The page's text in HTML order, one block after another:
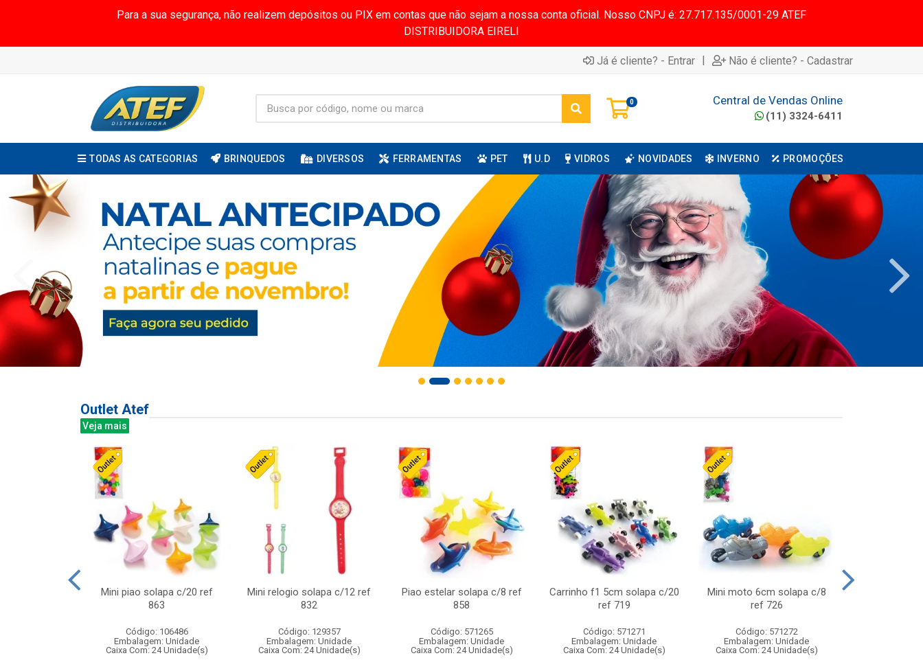
Para a sua segurança, não realizem depósitos ou PIX em contas que não sejam a nossa conta oficial. Nosso CNPJ é: 27.717.135/0001-29 ATEF
DISTRIBUIDORA EIRELI
Já é cliente? - Entrar | Não é cliente? - Cadastrar
0 Central de Vendas Online
(11) 3324-6411
TODAS AS CATEGORIAS BRINQUEDOS DIVERSOS FERRAMENTAS PET U.D VIDROS NOVIDADES INVERNO PROMOÇÕES
Outlet Atef
Veja mais
Mini piao solapa c/20 ref
863
Código: 106486
Embalagem: Unidade
Caixa Com: 24 Unidade(s)
Mini relogio solapa c/12 ref
832
Código: 129357
Embalagem: Unidade
Caixa Com: 24 Unidade(s)
Piao estelar solapa c/8 ref
858
Código: 571265
Embalagem: Unidade
Caixa Com: 24 Unidade(s)
Carrinho f1 5cm solapa c/20
ref 719
Código: 571271
Embalagem: Unidade
Caixa Com: 24 Unidade(s)
Mini moto 6cm solapa c/8
ref 726
Código: 571272
Embalagem: Unidade
Caixa Com: 24 Unidade(s)